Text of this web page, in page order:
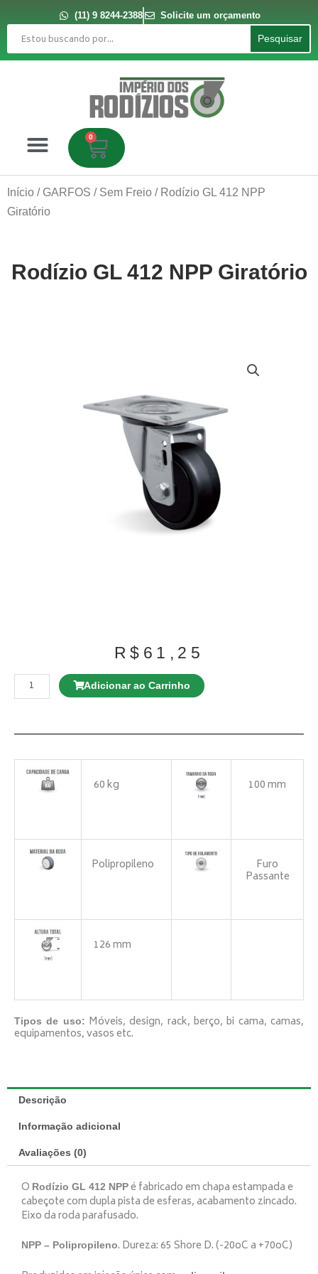
conteúdo
(11) 9 8244-2388
Solicite um orçamento
Pesquisar
Pesquisar
0
Carrinho
Início / GARFOS / Sem Freio / Rodízio GL 412 NPP
Giratório
Rodízio GL 412 NPP Giratório
R$ 61,25
Rodízio
Adicionar ao Carrinho
60 kg 100 mm
Polipropileno Furo
Passante
126 mm
Tipos de uso: Móveis, design, rack, berço, bi cama, camas,
equipamentos, vasos etc.
Descrição
Informação adicional
Avaliações (0)
O Rodízio GL 412 NPP é fabricado em chapa estampada e
cabeçote com dupla pista de esferas, acabamento zincado.
Eixo da roda parafusado.
NPP – Polipropileno. Dureza: 65 Shore D. (-20oC a +70oC)